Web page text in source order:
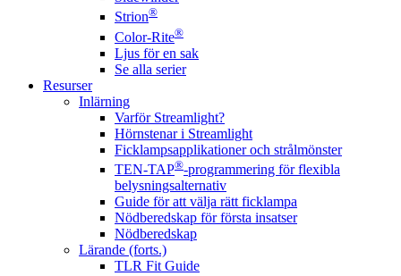
Strion®
Color-Rite®
Ljus för en sak
Se alla serier
Resurser
Inlärning
Varför Streamlight?
Hörnstenar i Streamlight
Ficklampsapplikationer och strålmönster
TEN-TAP®-programmering för flexibla
belysningsalternativ
Guide för att välja rätt ficklampa
Nödberedskap för första insatser
Nödberedskap
Lärande (forts.)
TLR Fit Guide